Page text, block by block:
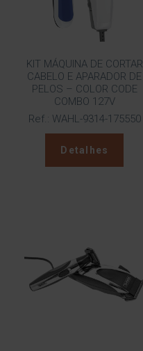
KIT MÁQUINA DE CORTAR
CABELO E APARADOR DE
PELOS – COLOR CODE
COMBO 127V
Ref.: WAHL-9314-175550
Detalhes